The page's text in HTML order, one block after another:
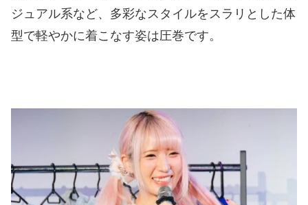
ジュアル系など、多彩なスタイルをスラリとした体
型で軽やかに着こなす姿は圧巻です。